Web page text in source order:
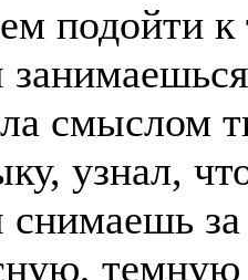
подойти к
смыслом
узнал,
темную